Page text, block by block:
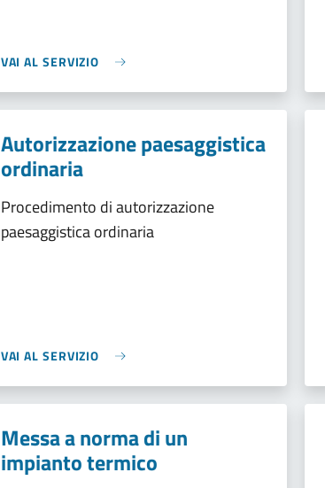
VAI AL SERVIZIO
Autorizzazione paesaggistica
ordinaria
Procedimento di autorizzazione
paesaggistica ordinaria
VAI AL SERVIZIO
Messa a norma di un
impianto termico